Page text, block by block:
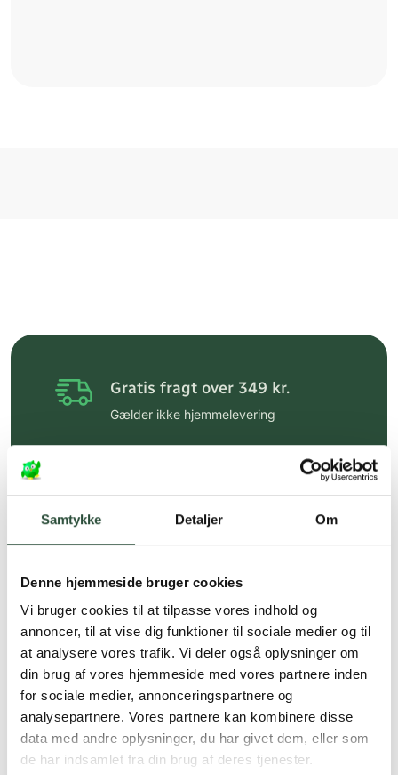
Samtykke Detaljer Om
Denne hjemmeside bruger cookies
Vi bruger cookies til at tilpasse vores indhold og
annoncer, til at vise dig funktioner til sociale medier og til
at analysere vores trafik. Vi deler også oplysninger om
din brug af vores hjemmeside med vores partnere inden
for sociale medier, annonceringspartnere og
analysepartnere. Vores partnere kan kombinere disse
data med andre oplysninger, du har givet dem, eller som
de har indsamlet fra din brug af deres tjenester.
Gratis fragt over 349 kr.
Gælder ikke hjemmelevering
Hurtig levering (30 min. i Kbh)
Faste lave priser*
*Gælder ikke ernæringsprodukter.
Stort udvalg af kendte
produkter
Vi tilbyder et stort udvalg af kendte
cremer, vitaminer og andre spændende
produkter – altid til fast lav pris.